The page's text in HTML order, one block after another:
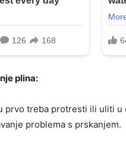
plina:
prvo treba protresti ili uliti
problema s prskanjem.